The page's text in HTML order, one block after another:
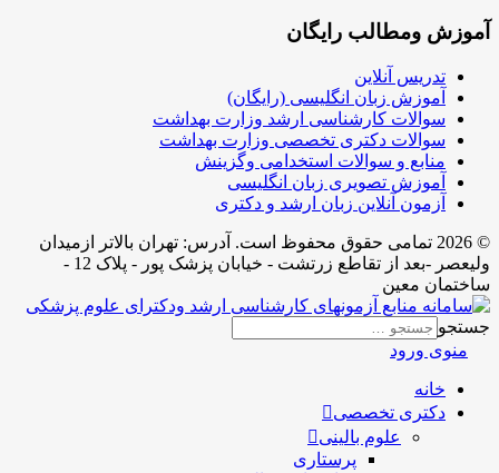
ومطالب رایگان
تدریس آنلاین
آموزش زبان انگلیسی (رایگان)
سوالات کارشناسی ارشد وزارت بهداشت
سوالات دکتری تخصصی وزارت بهداشت
منابع و سوالات استخدامی وگزینش
آموزش تصویری زبان انگلیسی
آزمون آنلاین زبان ارشد و دکتری
© 2026 تمامی حقوق محفوظ است. آدرس:‌ تهران بالاتر ازمیدان
ولیعصر -بعد از تقاطع زرتشت - خیابان پزشک پور - پلاک 12 -
معین
ورود
دکتری تخصصی
علوم بالینی
پرستاری